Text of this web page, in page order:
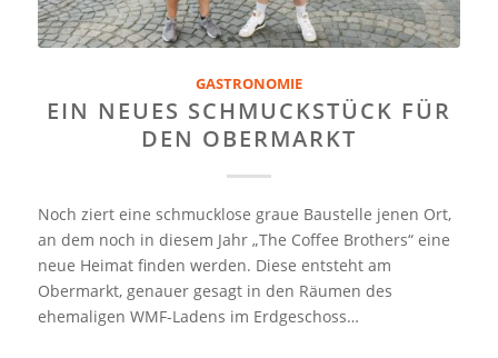
GASTRONOMIE
EIN NEUES SCHMUCKSTÜCK FÜR
DEN OBERMARKT
Noch ziert eine schmucklose graue Baustelle jenen Ort,
an dem noch in diesem Jahr „The Coffee Brothers“ eine
neue Heimat finden werden. Diese entsteht am
Obermarkt, genauer gesagt in den Räumen des
ehemaligen WMF-Ladens im Erdgeschoss…